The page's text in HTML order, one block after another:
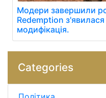
Модери завершили
Redemption з'явилася
модифікація.
Categories